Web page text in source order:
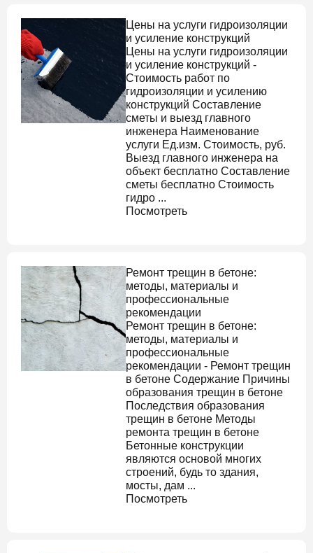
Цены на услуги гидроизоляции
и усиление конструкций
Цены на услуги гидроизоляции
и усиление конструкций -
Стоимость работ по
гидроизоляции и усилению
конструкций Составление
сметы и выезд главного
инженера Наименование
услуги Ед.изм. Стоимость, руб.
Выезд главного инженера на
объект бесплатно Составление
сметы бесплатно Стоимость
гидро ...
Посмотреть
Ремонт трещин в бетоне:
методы, материалы и
профессиональные
рекомендации
Ремонт трещин в бетоне:
методы, материалы и
профессиональные
рекомендации - Ремонт трещин
в бетоне Содержание Причины
образования трещин в бетоне
Последствия образования
трещин в бетоне Методы
ремонта трещин в бетоне
Бетонные конструкции
являются основой многих
строений, будь то здания,
мосты, дам ...
Посмотреть